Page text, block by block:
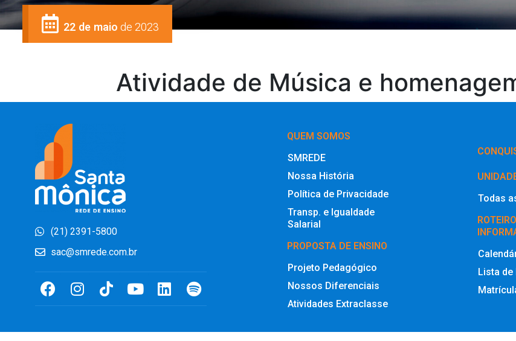
22 de maiode 2023
Atividade de Música e
(21) 2391-5800
sac@smrede.com.br
QUEM SOMOS
SMREDE
Nossa História
Política de Privacidade
Transp. e Igualdade
Salarial
PROPOSTA DE ENSINO
Projeto Pedagógico
Nossos Diferenciais
Atividades Extraclasse
Todas
Lista de